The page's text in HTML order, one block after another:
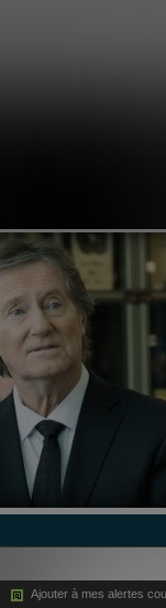
Ajouter à mes alertes